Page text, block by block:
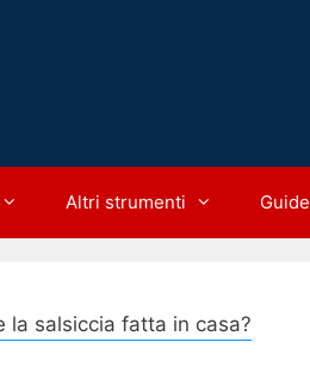
Altri strumenti Guide
la salsiccia fatta in casa?